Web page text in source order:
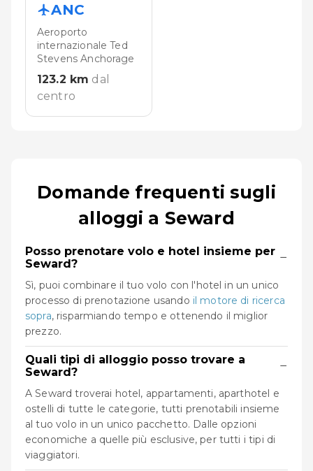
ANC
Aeroporto
internazionale Ted
Stevens Anchorage
123.2 km dal
centro
Domande frequenti sugli
alloggi a Seward
Posso prenotare volo e hotel insieme per
Seward?
−
Sì, puoi combinare il tuo volo con l'hotel in un unico
processo di prenotazione usando il motore di ricerca
sopra, risparmiando tempo e ottenendo il miglior
prezzo.
Quali tipi di alloggio posso trovare a
Seward?
−
A Seward troverai hotel, appartamenti, aparthotel e
ostelli di tutte le categorie, tutti prenotabili insieme
al tuo volo in un unico pacchetto. Dalle opzioni
economiche a quelle più esclusive, per tutti i tipi di
viaggiatori.